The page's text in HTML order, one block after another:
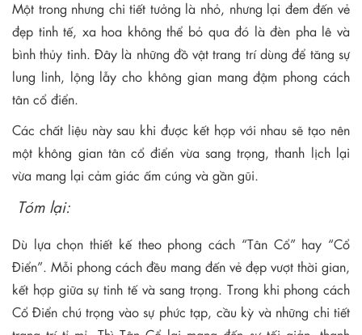
Một trong nhưng chi tiết tưởng là nhỏ, nhưng lại đem đến vẻ
đẹp tinh tế, xa hoa không thể bỏ qua đó là đèn pha lê và
bình thủy tinh. Đây là những đồ vật trang trí dùng để tăng sự
lung linh, lộng lẫy cho không gian mang đậm phong cách
tân cổ điển.
Các chất liệu này sau khi được kết hợp với nhau sẽ tạo nên
một không gian tân cổ điển vừa sang trọng, thanh lịch lại
vừa mang lại cảm giác ấm cúng và gần gũi.
Tómlại:
Dù lựa chọn thiết kế theo phong cách “Tân Cổ” hay “Cổ
Điển”. Mỗi phong cách đều mang đến vẻ đẹp vượt thời gian,
kết hợp giữa sự tinh tế và sang trọng. Trong khi phong cách
Cổ Điển chú trọng vào sự phức tạp, cầu kỳ và những chi tiết